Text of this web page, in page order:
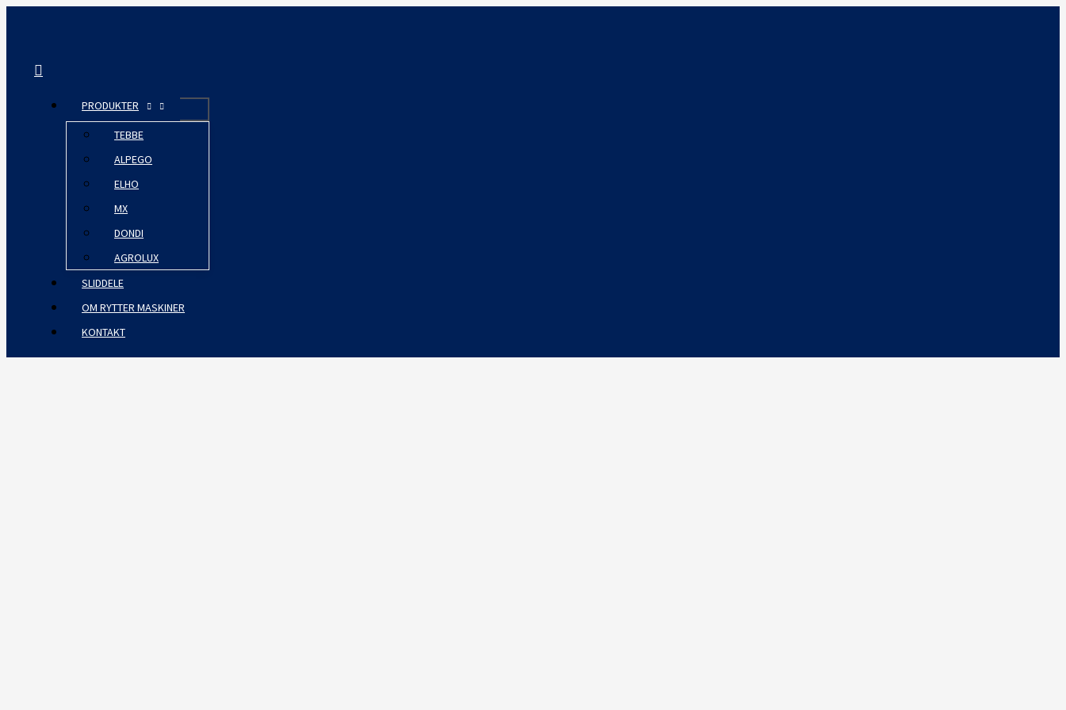
indholdet
Søg
PRODUKTER
TEBBE
ALPEGO
ELHO
MX
DONDI
AGROLUX
SLIDDELE
OM RYTTER MASKINER
KONTAKT